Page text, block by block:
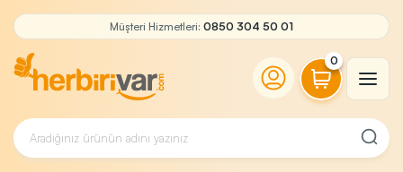
Müşteri Hizmetleri: 0850 304 50 01
0